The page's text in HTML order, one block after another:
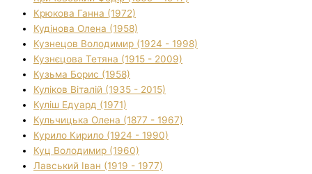
Крюкова Ганна (1972)
Кудінова Олена (1958)
Кузнецов Володимир (1924 - 1998)
Кузнєцова Тетяна (1915 - 2009)
Кузьма Борис (1958)
Куліков Віталій (1935 - 2015)
Куліш Едуард (1971)
Кульчицька Олена (1877 - 1967)
Курило Кирило (1924 - 1990)
Куц Володимир (1960)
Лавський Іван (1919 - 1977)